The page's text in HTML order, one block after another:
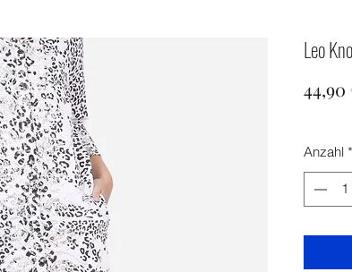
Leo
44,90
Anzahl *